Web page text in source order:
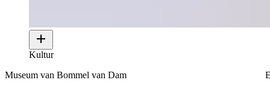
Kultur
Museum van Bommel van Dam